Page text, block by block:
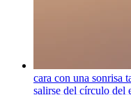
cara con una sonrisa
salirse del círculo del